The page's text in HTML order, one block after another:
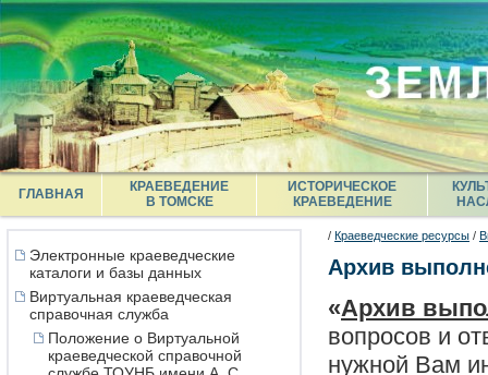
ГЛАВНАЯ
КРАЕВЕДЕНИЕ
В ТОМСКЕ
ИСТОРИЧЕСКОЕ
КРАЕВЕДЕНИЕ
Электронные краеведческие
каталоги и базы данных
Виртуальная краеведческая
справочная служба
Положение о Виртуальной
краеведческой справочной
/ Краеведческие ресурсы /
Архив
«Архив
вопросов и
нужной Вам